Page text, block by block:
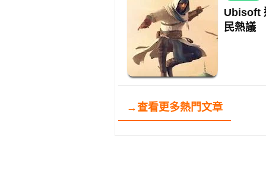
Ubisoft
民熱議
→查看更多熱門文章